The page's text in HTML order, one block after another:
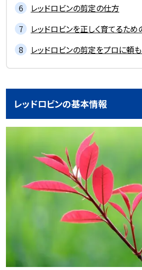
レッドロビンの剪定の仕方
レッドロビンを正しく育てるため
レッドロビンの剪定をプロに頼も
レッドロビンの基本情報